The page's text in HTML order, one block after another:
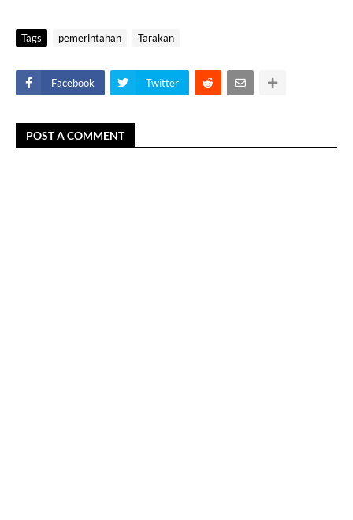
Tags pemerintahan Tarakan
Facebook Twitter
POST A COMMENT